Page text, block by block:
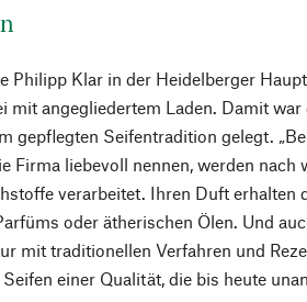
Philipp Klar in der Heidelberger
mit angegliedertem Laden. Damit
gepflegten Seifentradition gelegt.
Firma liebevoll nennen, werden nach
verarbeitet. Ihren Duft erhalten
oder ätherischen Ölen. Und
mit traditionellen Verfahren und
einer Qualität, die bis heute